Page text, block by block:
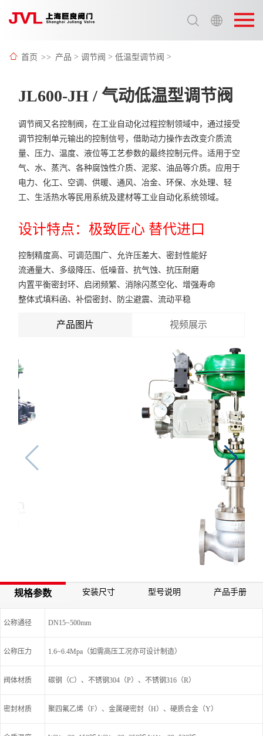
选择语言:
英语 / English
首页 >> 产品 > 调节阀 > 低温型调节阀 >
JL600-JH / 气动低温型调节阀
调节阀又名控制阀，在工业自动化过程控制领域中，通过接受
调节控制单元输出的控制信号，借助动力操作去改变介质流
量、压力、温度、液位等工艺参数的最终控制元件。适用于空
气、水、蒸汽、各种腐蚀性介质、泥浆、油品等介质。应用于
电力、化工、空调、供暖、通风、冶金、环保、水处理、轻
工、生活热水等民用系统及建材等工业自动化系统领域。
设计特点：极致匠心 替代进口
控制精度高、可调范围广、允许压差大、密封性能好
流通量大、多级降压、低噪音、抗气蚀、抗压耐磨
内置平衡密封环、启闭频繁、消除闪蒸空化、增强寿命
整体式填料函、补偿密封、防尘避震、流动平稳
产品图片 视频展示
规格参数 安装尺寸 型号说明 产品手册
公称通径 DN15~500mm
公称压力 1.6~6.4Mpa（如需高压工况亦可设计制造）
阀体材质 碳钢（C）、不锈钢304（P）、不锈钢316（R）
密封材质 聚四氟乙烯（F）、金属硬密封（H）、硬质合金（Y）